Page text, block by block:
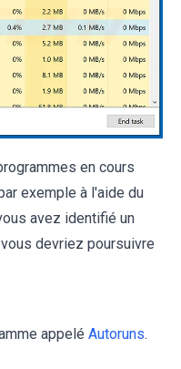
en cours
exemple à l'aide du
avez identifié un
devriez poursuivre
appelé Autoruns.